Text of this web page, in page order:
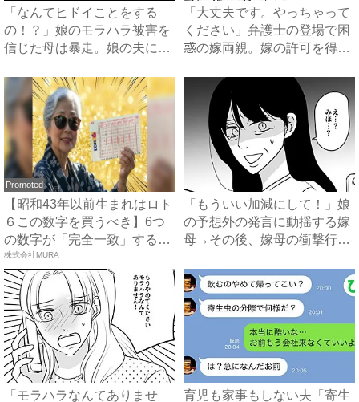
「なんてヒドイことをする
の！？」娘のモラハラ被害を
信じた母は暴走。娘の夫に電
「大丈夫です。やっちゃって
ください」弁護士の登場で困
惑の嫁両親。嫁の許可を得た
Promoted
【昭和43年以前生まれはロト
６この数字を買うべき】6つ
の数字が「完全一致」する
方...
株式会社MURA
「もういい加減にして！」娘
の予想外の発言に動揺する嫁
母→その後、嫁母の衝撃行動
「モラハラなんてありませ
育児も家事もしない夫「寄生